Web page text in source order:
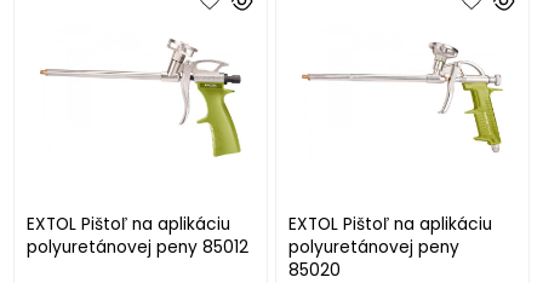
EXTOL Pištoľ na aplikáciu
polyuretánovej peny 85012
EXTOL Pištoľ na aplikáciu
polyuretánovej peny
85020